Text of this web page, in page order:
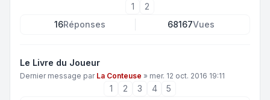
1
2
16Réponses 68167Vues
Le Livre du Joueur
Dernier message par La Conteuse » mer. 12 oct. 2016 19:11
1 2 3 4
5